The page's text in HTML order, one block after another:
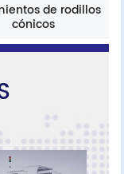
de rodillos
cónicos